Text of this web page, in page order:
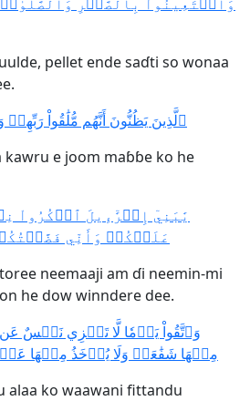
pellet ende saɗti so wonaa
ٱلَّذِينَ يَظُنُّونَ أَنَّهُم مُّلَٰقُواْ رَبِّهِمۡ
kawru e joom maɓɓe ko he
يَٰبَنِيٓ إِسۡرَٰٓءِيلَ ٱذۡكُرُواْ
عَلَيۡكُمۡ وَأَنِّي فَضَّلۡتُكُمۡ
neemaaji am ɗi neemin-mi
he dow winndere dee.
وَٱتَّقُواْ يَوۡمٗا لَّا تَجۡزِي نَفۡسٌ
مِنۡهَا شَفَٰعَةٞ وَلَا يُؤۡخَذُ مِنۡهَا عَدۡلٞ
alaa ko waawani fittandu